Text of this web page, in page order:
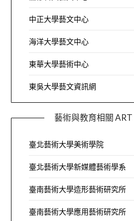
中正大學藝文中心
海洋大學藝文中心
東華大學藝術中心
東吳大學藝文資訊網
藝術與教育相關
臺北藝術大學美術學院
臺北藝術大學新媒體藝術學系
臺南藝術大學造形藝術研究所
臺南藝術大學應用藝術研究所